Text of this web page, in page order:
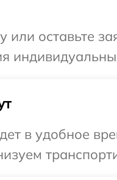
или оставьте
в удобное